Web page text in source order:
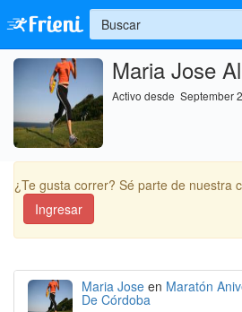
Ingresar
Inicio
Ayuda
Maria Jose
Activo desde September
¿Te gusta correr? Sé parte de nuestra
Ingresar
Maria Jose en Maratón
De Córdoba